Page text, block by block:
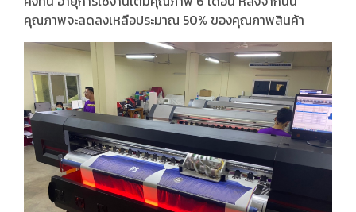
คุณภาพจะลดลงเหลือประมาณ 50% ของคุณภาพสินค้า